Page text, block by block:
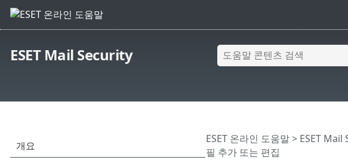
ESET Mail Security
ESET 온라인 도움말> ESET Mail
필 추가 또는 편집